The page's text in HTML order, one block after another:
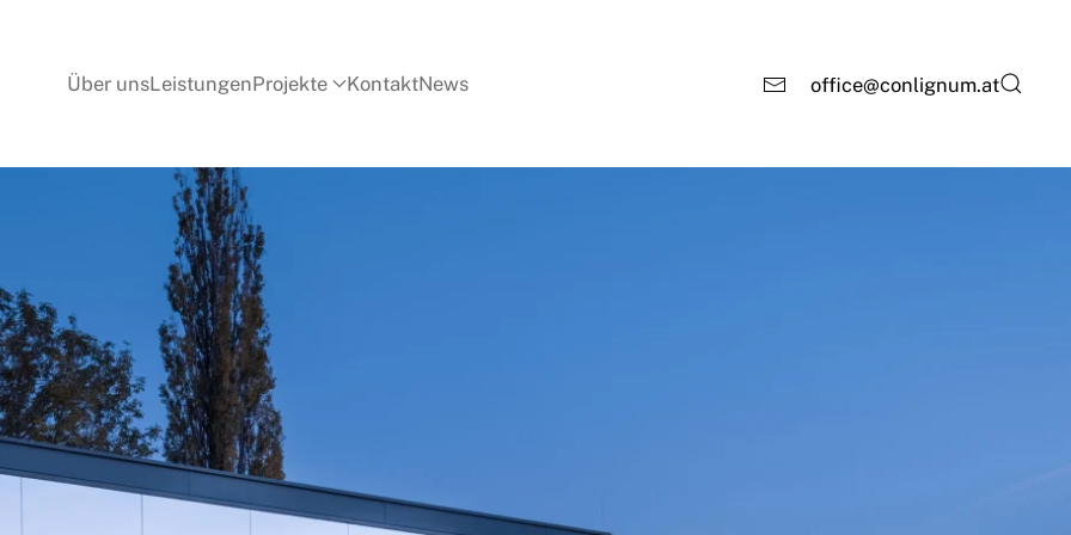
Über unsLeistungenProjekte KontaktNews office@conlignum.at